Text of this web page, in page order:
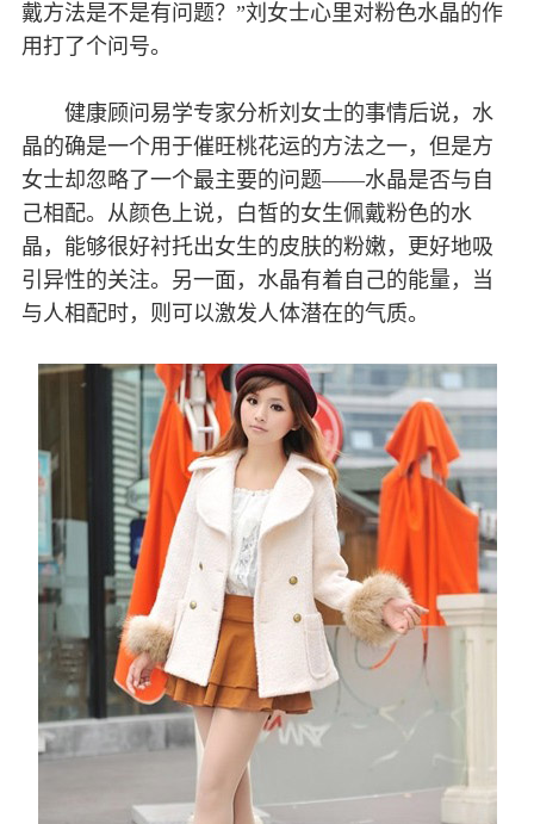
戴方法是不是有问题？”刘女士心里对粉色水晶的作
用打了个问号。
健康顾问易学专家分析刘女士的事情后说，水
晶的确是一个用于催旺桃花运的方法之一，但是方
女士却忽略了一个最主要的问题——水晶是否与自
己相配。从颜色上说，白皙的女生佩戴粉色的水
晶，能够很好衬托出女生的皮肤的粉嫩，更好地吸
引异性的关注。另一面，水晶有着自己的能量，当
与人相配时，则可以激发人体潜在的气质。